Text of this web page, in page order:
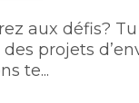
aux défis?
projets
te...